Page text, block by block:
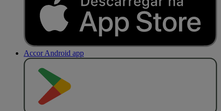
Accor Android app